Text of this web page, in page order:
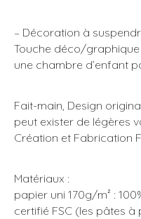
– Décoration à
Touche déco/
une chambre d’enfant
Fait-main, Design
peut exister de légères
Création et Fabrication
Matériaux :
papier uni 170g/m² :
certifié FSC (les pâtes